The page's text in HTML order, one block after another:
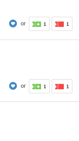
or 1 1
or 1 1